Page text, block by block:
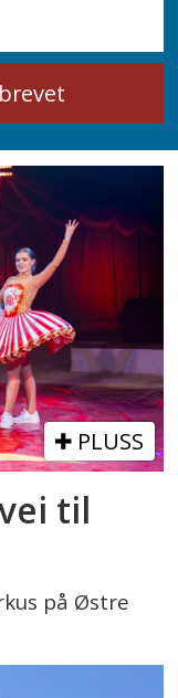
PLUSS
til
på Østre